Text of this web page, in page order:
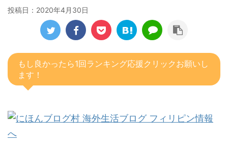
投稿日： 2020年4月30日
もし良かったら1回ランキング応援クリックお願いし
ます！